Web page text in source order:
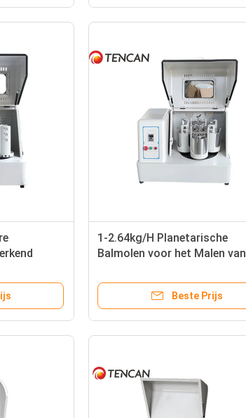
1-2.64kg/H Planetarische
Balmolen voor het Malen van
Kruiken en Ballen
Beste Prijs